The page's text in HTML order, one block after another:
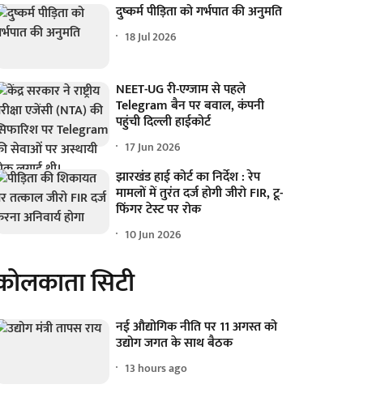
दुष्कर्म पीड़िता को गर्भपात की अनुमति
18 Jul 2026
NEET-UG री-एग्जाम से पहले
Telegram बैन पर बवाल, कंपनी
पहुंची दिल्ली हाईकोर्ट
17 Jun 2026
झारखंड हाई कोर्ट का निर्देश : रेप
मामलों में तुरंत दर्ज होगी जीरो FIR, टू-
फिंगर टेस्ट पर रोक
10 Jun 2026
सिटी
नई औद्योगिक नीति पर 11 अगस्त को
उद्योग जगत के साथ बैठक
13 hours ago